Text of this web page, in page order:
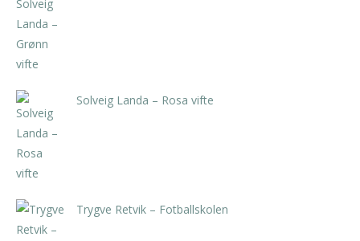
Solveig Landa – Rosa vifte
Trygve Retvik – Fotballskolen